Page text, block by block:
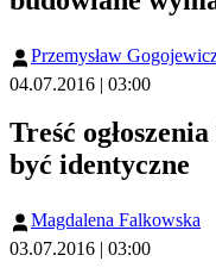
Przemysław
04.07.2016 | 03:00
Treść
być identyczne
Magdalena Falkowska
03.07.2016 | 03:00